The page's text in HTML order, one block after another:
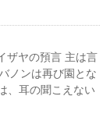
ザヤの預言 主は言
ノンは再び園とな
、耳の聞こえない